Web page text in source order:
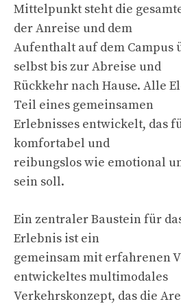
Mittelpunkt steht die
der Anreise und dem
Aufenthalt auf dem Campus
selbst bis zur Abreise und
Rückkehr nach Hause. Alle
Teil eines gemeinsamen
Erlebnisses entwickelt, das
komfortabel und
reibungslos wie emotional
sein soll.
Ein zentraler Baustein für
Erlebnis ist ein
gemeinsam mit erfahrenen
entwickeltes multimodales
Verkehrskonzept, das die